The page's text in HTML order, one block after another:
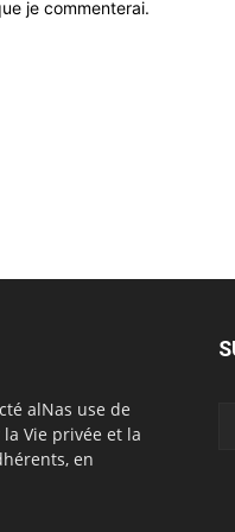
je commenterai.
alNas use de
Vie privée et la
en